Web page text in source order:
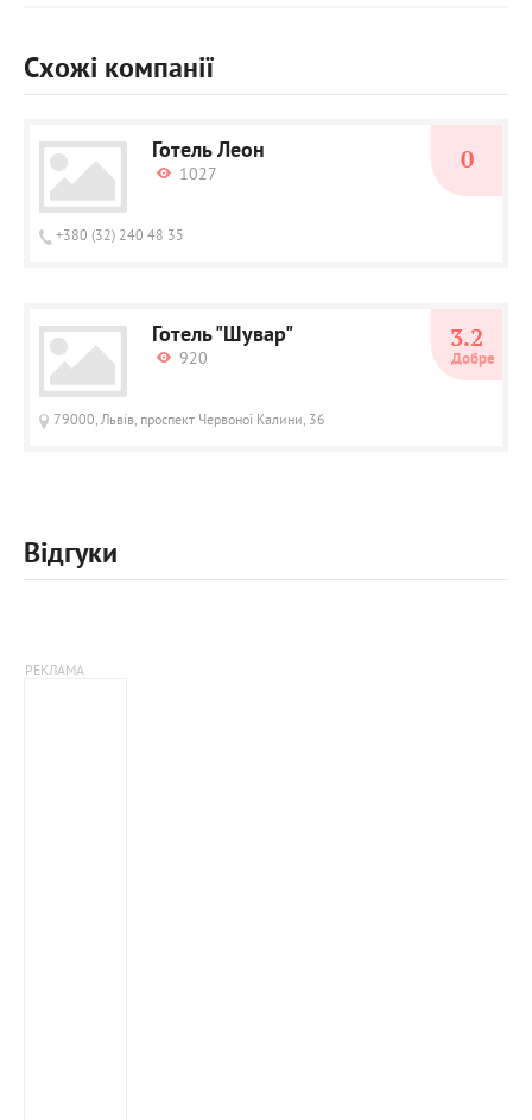
Схожі компанії
Готель Леон
1027
+380 (32) 240 48 35
0
Готель "Шувар"
920
79000, Львів, проспект Червоної Калини, 36
3.2
Добре
Відгуки